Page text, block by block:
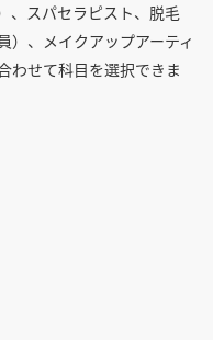
、スパセラピスト、脱毛
）、メイクアップアーティ
わせて科目を選択できま